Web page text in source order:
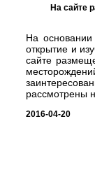
На сайте
На
открытие и
сайте
рассмотрены
2016-04-20